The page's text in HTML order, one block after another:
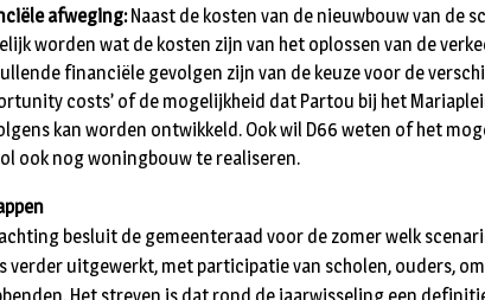
afweging:Naast de kosten van de nieuwbouw van de
worden wat de kosten zijn van het oplossen van de
financiële gevolgen zijn van de keuze voor de
costs’ of de mogelijkheid dat Partou bij het
kan worden ontwikkeld. Ook wil D66 weten of het
ook nog woningbouw te realiseren.
besluit de gemeenteraad voor de zomer welk
verder uitgewerkt, met participatie van scholen, ouders,